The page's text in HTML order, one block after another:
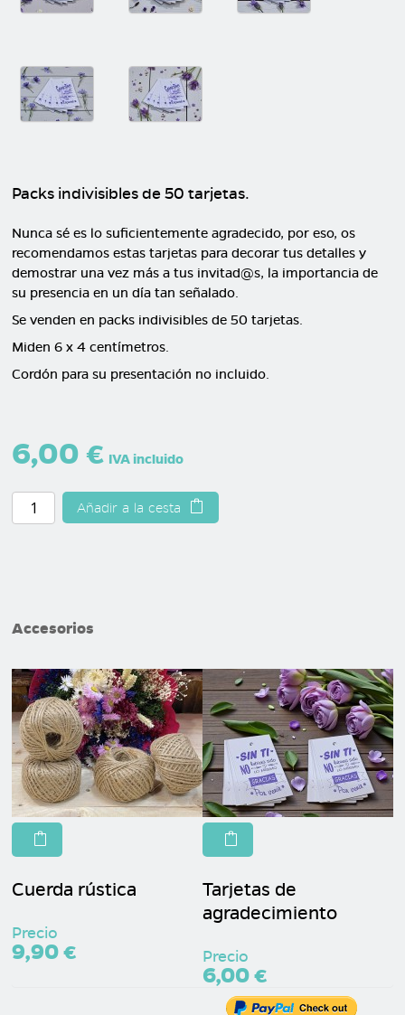
Packs indivisibles de 50 tarjetas.
Nunca sé es lo suficientemente agradecido, por eso, os
recomendamos estas tarjetas para decorar tus detalles y
demostrar una vez más a tus invitad@s, la importancia de
su presencia en un día tan señalado.
Se venden en packs indivisibles de 50 tarjetas.
Miden 6 x 4 centímetros.
Cordón para su presentación no incluido.
6,00 €
Accesorios
Cuerda rústica
Precio
9,90 €
Tarjetas de
agradecimiento
Precio
6,00 €